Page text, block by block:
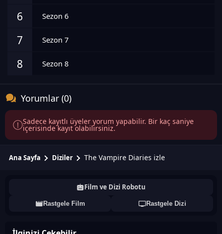
6 Sezon 6
7 Sezon 7
8 Sezon 8
Yorumlar (0)
Sadece kayıtlı üyeler yorum yapabilir. Bir kaç saniye
içerisinde kayıt olabilirsiniz.
Ana Sayfa Diziler The Vampire Diaries izle
Film ve Dizi Robotu
Rastgele Film Rastgele Dizi